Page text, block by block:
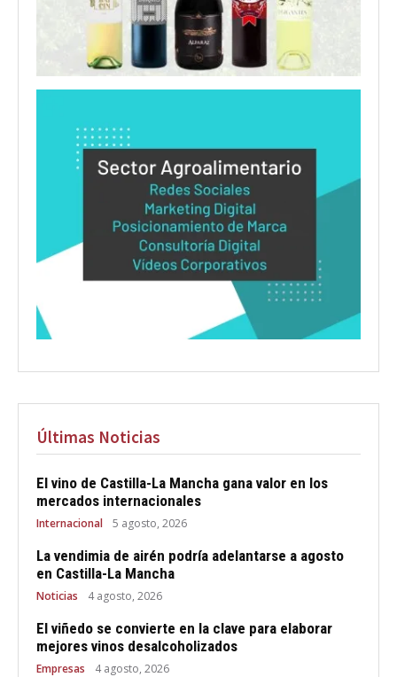
Últimas Noticias
El vino de Castilla-La Mancha gana valor en los
mercados internacionales
Internacional 5 agosto, 2026
La vendimia de airén podría adelantarse a agosto
en Castilla-La Mancha
Noticias 4 agosto, 2026
El viñedo se convierte en la clave para elaborar
mejores vinos desalcoholizados
Empresas 4 agosto, 2026